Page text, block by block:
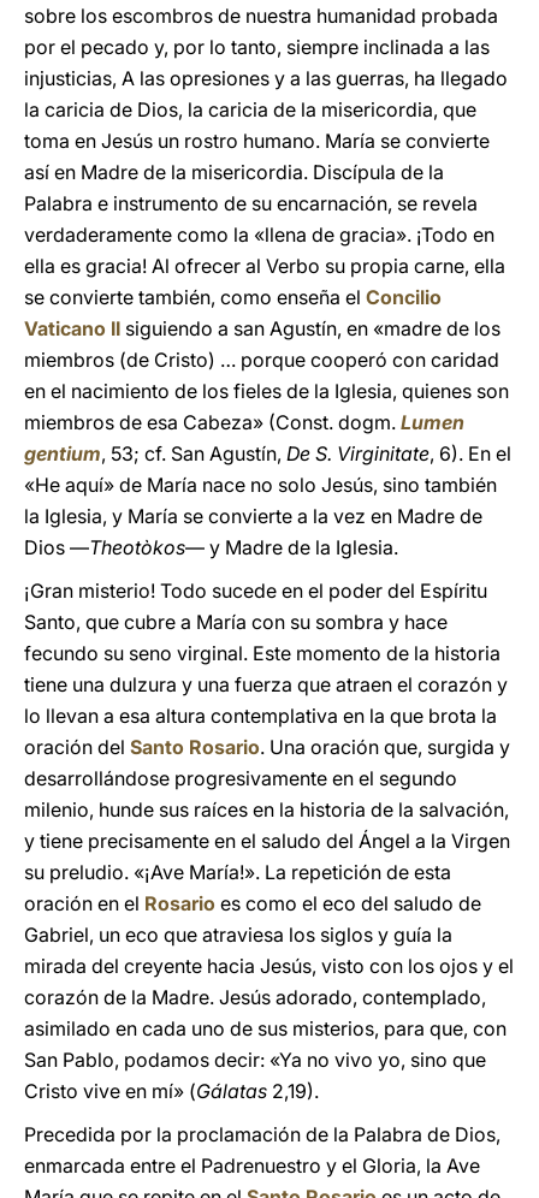
sobre los escombros de nuestra humanidad probada
por el pecado y, por lo tanto, siempre inclinada a las
injusticias, A las opresiones y a las guerras, ha llegado
la caricia de Dios, la caricia de la misericordia, que
toma en Jesús un rostro humano. María se convierte
así en Madre de la misericordia. Discípula de la
Palabra e instrumento de su encarnación, se revela
verdaderamente como la «llena de gracia». ¡Todo en
ella es gracia! Al ofrecer al Verbo su propia carne, ella
se convierte también, como enseña el Concilio
Vaticano II siguiendo a san Agustín, en «madre de los
miembros (de Cristo) … porque cooperó con caridad
en el nacimiento de los fieles de la Iglesia, quienes son
miembros de esa Cabeza» (Const. dogm. Lumen
gentium, 53; cf. San Agustín, De S. Virginitate, 6). En el
«He aquí» de María nace no solo Jesús, sino también
la Iglesia, y María se convierte a la vez en Madre de
Dios —Theotòkos— y Madre de la Iglesia.
¡Gran misterio! Todo sucede en el poder del Espíritu
Santo, que cubre a María con su sombra y hace
fecundo su seno virginal. Este momento de la historia
tiene una dulzura y una fuerza que atraen el corazón y
lo llevan a esa altura contemplativa en la que brota la
oración del Santo Rosario. Una oración que, surgida y
desarrollándose progresivamente en el segundo
milenio, hunde sus raíces en la historia de la salvación,
y tiene precisamente en el saludo del Ángel a la Virgen
su preludio. «¡Ave María!». La repetición de esta
oración en el Rosario es como el eco del saludo de
Gabriel, un eco que atraviesa los siglos y guía la
mirada del creyente hacia Jesús, visto con los ojos y el
corazón de la Madre. Jesús adorado, contemplado,
asimilado en cada uno de sus misterios, para que, con
San Pablo, podamos decir: «Ya no vivo yo, sino que
Cristo vive en mí» (Gálatas 2,19).
Precedida por la proclamación de la Palabra de Dios,
enmarcada entre el Padrenuestro y el Gloria, la Ave